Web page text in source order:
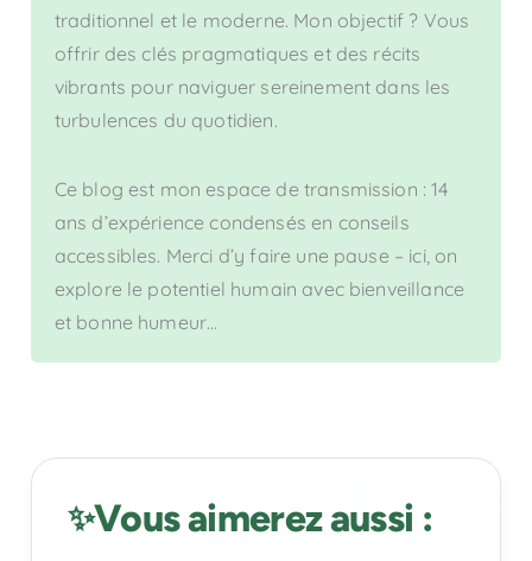
traditionnel et le moderne. Mon objectif ? Vous
offrir des clés pragmatiques et des récits
vibrants pour naviguer sereinement dans les
turbulences du quotidien.
Ce blog est mon espace de transmission : 14
ans d’expérience condensés en conseils
accessibles. Merci d’y faire une pause – ici, on
explore le potentiel humain avec bienveillance
et bonne humeur…
Vous aimerez aussi :